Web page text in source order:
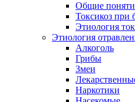
Общие
Токсикоз при
Этиология
Этиология
Алкоголь
Грибы
Змеи
Наркотики